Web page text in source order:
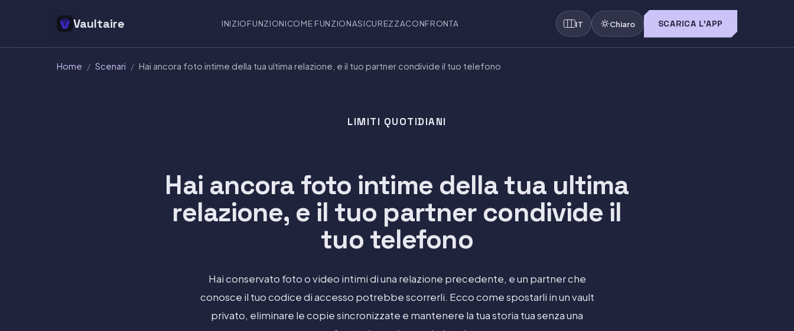
Vaultaire INIZIOFUNZIONICOME FUNZIONASICUREZZACONFRONTA IT Chiaro SCARICA L'APP
Home / Scenari / Hai ancora foto intime della tua ultima relazione, e il tuo partner condivide il tuo telefono
LIMITI QUOTIDIANI
Hai ancora foto intime della tua ultima
relazione, e il tuo partner condivide il
tuo telefono
Hai conservato foto o video intimi di una relazione precedente, e un partner che
conosce il tuo codice di accesso potrebbe scorrerli. Ecco come spostarli in un vault
privato, eliminare le copie sincronizzate e mantenere la tua storia tua senza una